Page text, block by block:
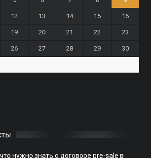
12 13 14 15 16
19 20 21 22 23
26 27 28 29 30
нужно знать о договоре pre-sale в